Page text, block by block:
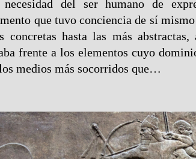
del ser humano de
que tuvo conciencia de sí mismo
concretas hasta las más
frente a los elementos cuyo
medios más socorridos que…